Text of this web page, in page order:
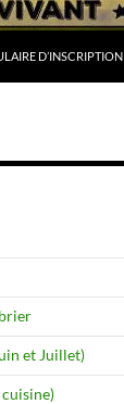
D’INSCRIPTION
et Juillet)